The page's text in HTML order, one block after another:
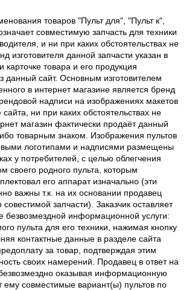
товаров "Пульт для", "Пульт к",
совместимую запчасть для техники
и ни при каких обстоятельствах не
изготовителя данной запчасти указан в
карточке товара и его продукция
данный сайт. Основным изготовителем
в интернет магазине является бренд
надписи на изображениях макетов
сайта, ни при каких обстоятельствах не
магазин фактически продаёт данный
товарным знаком. Изображения пультов
логотипами и надписями размещены
у потребителей, с целью облегчения
своего родного пульта, которым
его аппарат изначально (эти
важны т.к. на их основании продавец
запчасти). Заказчик оставляет
безвозмездной информационной услуги:
пульта для его техники, нажимая кнопку
контактные данные в разделе сайта
за товар, подтверждая этим
своих намерений. Продавец в ответ на
безвозмездно оказывая информационную
ему совместимые вариант(ы) пультов по